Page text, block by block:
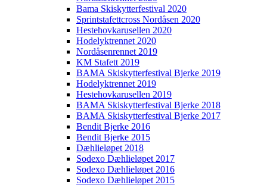
Bama Skiskytterfestival 2020
Sprintstafettcross Nordåsen 2020
Hestehovkarusellen 2020
Hodelyktrennet 2020
Nordåsenrennet 2019
KM Stafett 2019
BAMA Skiskytterfestival Bjerke 2019
Hodelyktrennet 2019
Hestehovkarusellen 2019
BAMA Skiskytterfestival Bjerke 2018
BAMA Skiskytterfestival Bjerke 2017
Bendit Bjerke 2016
Bendit Bjerke 2015
Dæhlieløpet 2018
Sodexo Dæhlieløpet 2017
Sodexo Dæhlieløpet 2016
Sodexo Dæhlieløpet 2015